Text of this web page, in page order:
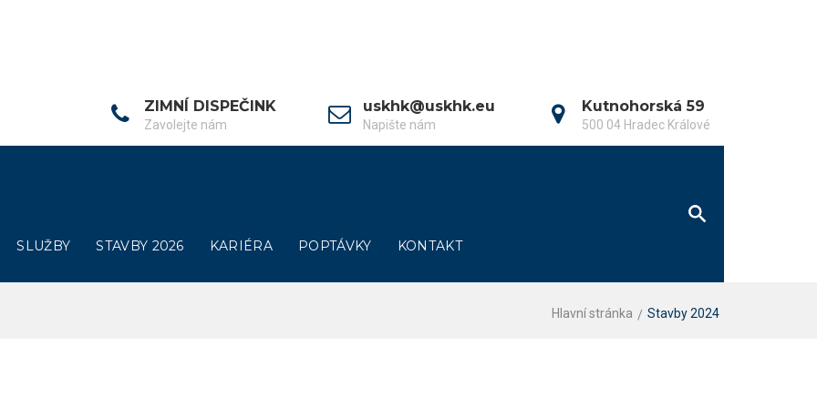
ZIMNÍ DISPEČINK
Zavolejte nám
uskhk@uskhk.eu
Napište nám
Kutnohorská 59
500 04 Hradec Králové
SLUŽBY STAVBY 2026 KARIÉRA POPTÁVKY KONTAKT
Hlavní stránka Stavby 2024